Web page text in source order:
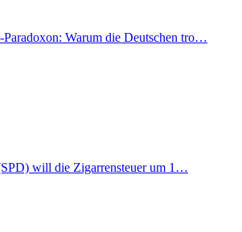
Paradoxon: Warum die Deutschen tro…
will die Zigarrensteuer um 1…